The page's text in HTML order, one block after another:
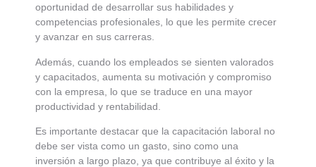
oportunidad de desarrollar sus habilidades y
competencias profesionales, lo que les permite crecer
y avanzar en sus carreras.
Además, cuando los empleados se sienten valorados
y capacitados, aumenta su motivación y compromiso
con la empresa, lo que se traduce en una mayor
productividad y rentabilidad.
Es importante destacar que la capacitación laboral no
debe ser vista como un gasto, sino como una
inversión a largo plazo, ya que contribuye al éxito y la